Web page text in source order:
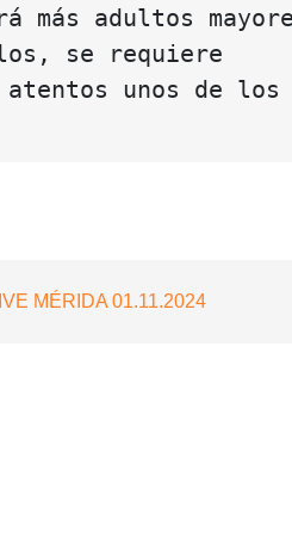
más adultos
se requiere
unos de los
MÉRIDA 01.11.2024